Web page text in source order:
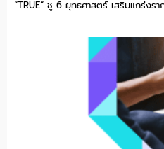
“TRUE” ชู 6 ยุทธศาสตร์ เสริมแกร่งรา